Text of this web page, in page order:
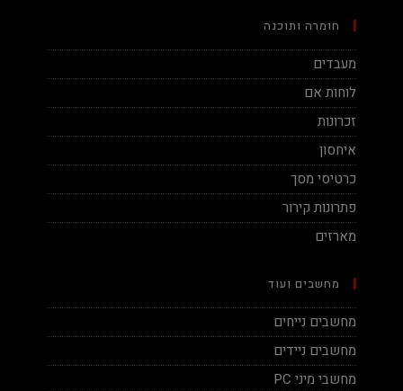
חומרה ותוכנה
מעבדים
לוחות אם
זכרונות
איחסון
כרטיסי מסך
פתרונות קירור
מארזים
מחשבים ועוד
מחשבים נייחים
מחשבים ניידים
מחשבי מיני PC